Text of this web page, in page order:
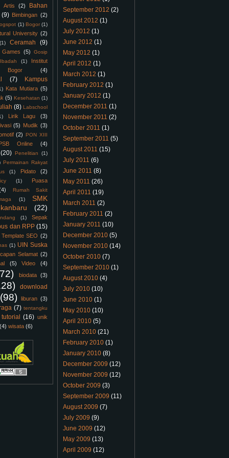
Artis (2)
Bahan
(9) Bimbingan (2)
(1) Bogor (1)
University (2)
Ceramah (9)
Games (5)
Gosip
Ibadah
(1)
Institut
Bogor
(4)
(7) Kampus
Kata Mutiara (5)
(5) Kesehatan (1)
(8) Labschool
Lirik Lagu
(3)
(5) Mudik (3)
(2) PON XIII
Online (4)
(20) Penelitian
(1)
Permainan Rakyat
(1) Pidato (2)
(1)
Puasa
Rumah Sakit
(1)
SMK
(22)
(1) Sepak
dan RPP (15)
Template SEO (2)
(1) UIN Suska
Selamat (2)
(5) Video (4)
biodata (3)
download
(98) liburan (3)
(7) tentangku
tutorial (16) unik
(4) wisata (6)
September 2012 (2)
August 2012 (1)
July 2012 (1)
June 2012 (1)
May 2012 (1)
April 2012 (1)
March 2012 (1)
February 2012 (1)
January 2012 (1)
December 2011 (1)
November 2011 (2)
October 2011 (1)
September 2011 (5)
August 2011 (15)
July 2011 (6)
June 2011 (8)
May 2011 (26)
April 2011 (19)
March 2011 (2)
February 2011 (2)
January 2011 (10)
December 2010 (5)
November 2010 (14)
October 2010 (7)
September 2010 (1)
August 2010 (4)
July 2010 (10)
June 2010 (1)
May 2010 (10)
April 2010 (5)
March 2010 (21)
February 2010 (1)
January 2010 (8)
December 2009 (12)
November 2009 (12)
October 2009 (3)
September 2009 (11)
August 2009 (7)
July 2009 (9)
June 2009 (12)
May 2009 (13)
April 2009 (12)